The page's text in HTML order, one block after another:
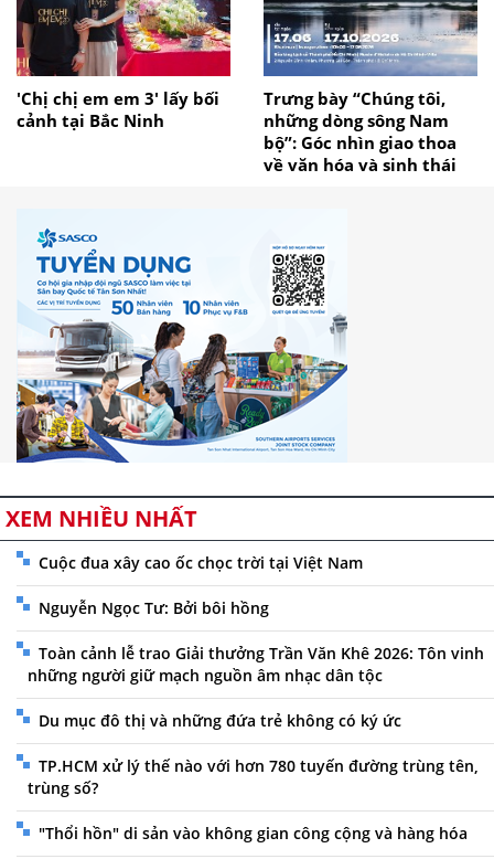
'Chị chị em em 3' lấy bối
cảnh tại Bắc Ninh
Trưng bày “Chúng tôi,
những dòng sông Nam
bộ”: Góc nhìn giao thoa
về văn hóa và sinh thái
XEM NHIỀU NHẤT
Cuộc đua xây cao ốc chọc trời tại Việt Nam
Nguyễn Ngọc Tư: Bởi bôi hồng
Toàn cảnh lễ trao Giải thưởng Trần Văn Khê 2026: Tôn vinh
những người giữ mạch nguồn âm nhạc dân tộc
Du mục đô thị và những đứa trẻ không có ký ức
TP.HCM xử lý thế nào với hơn 780 tuyến đường trùng tên,
trùng số?
"Thổi hồn" di sản vào không gian công cộng và hàng hóa